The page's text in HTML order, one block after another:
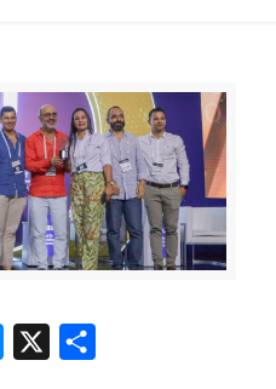
Messenger